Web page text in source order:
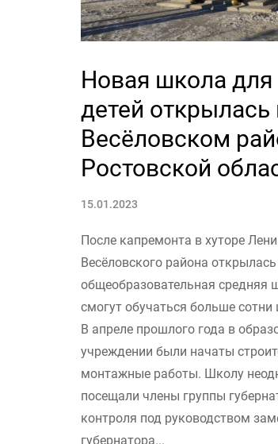
Новая школа для
детей открылась
Весёловском
Ростовской
15.01.2023
После капремонта в хуторе
Весёловского района открылась
общеобразовательная средняя
смогут обучаться больше
В апреле прошлого года в
учреждении были начаты
монтажные работы. Школу
посещали члены группы
контроля под руководством
губернатора...